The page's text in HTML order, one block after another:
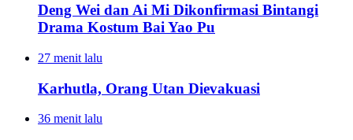
Deng Wei dan Ai Mi Dikonfirmasi Bintangi
Drama Kostum Bai Yao Pu
27 menit lalu
Karhutla, Orang Utan Dievakuasi
36 menit lalu